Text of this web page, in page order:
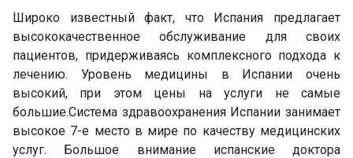
Широко известный факт, что Испания предлагает
высококачественное обслуживание для своих
пациентов, придерживаясь комплексного подхода к
лечению. Уровень медицины в Испании очень
высокий, при этом цены на услуги не самые
большие.Система здравоохранения Испании занимает
высокое 7-е место в мире по качеству медицинских
услуг. Большое внимание испанские доктора